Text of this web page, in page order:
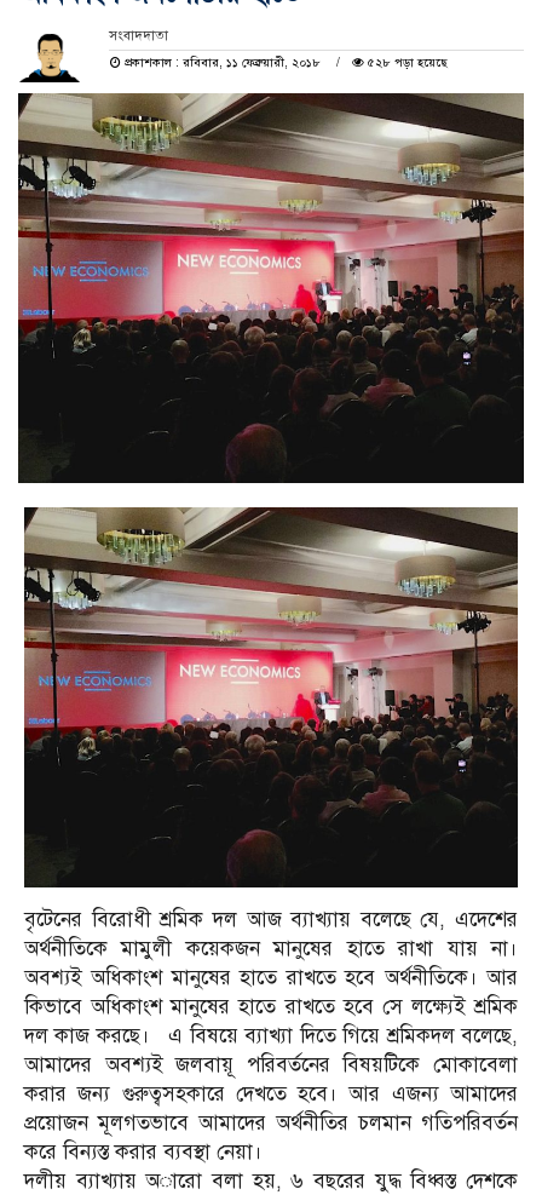
সংবাদদাতা
প্রকাশকাল : রবিবার, ১১ ফেব্রুয়ারী, ২০১৮
৫২৮ পড়া হয়েছে
বৃটেনের বিরোধী শ্রমিক দল আজ ব্যাখ্যায় বলেছে যে, এদেশের
অর্থনীতিকে মামুলী কয়েকজন মানুষের হাতে রাখা যায় না।
অবশ্যই অধিকাংশ মানুষের হাতে রাখতে হবে অর্থনীতিকে। আর
কিভাবে অধিকাংশ মানুষের হাতে রাখতে হবে সে লক্ষ্যেই শ্রমিক
দল কাজ করছে। এ বিষয়ে ব্যাখ্যা দিতে গিয়ে শ্রমিকদল বলেছে,
আমাদের অবশ্যই জলবায়ূ পরিবর্তনের বিষয়টিকে মোকাবেলা
করার জন্য গুরুত্বসহকারে দেখতে হবে। আর এজন্য আমাদের
প্রয়োজন মূলগতভাবে আমাদের অর্থনীতির চলমান গতিপরিবর্তন
করে বিন্যস্ত করার ব্যবস্থা নেয়া।
দলীয় ব্যাখ্যায় অারো বলা হয়, ৬ বছরের যুদ্ধ বিধ্বস্ত দেশকে